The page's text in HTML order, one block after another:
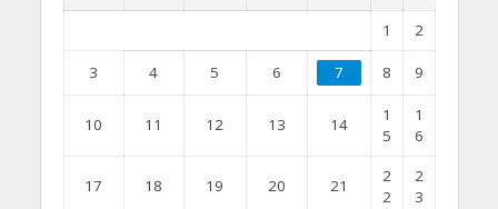
1 2
3 4 5 6 7 8 9
10 11 12 13 14
1
5
1
6
17 18 19 20 21
2
2
2
3